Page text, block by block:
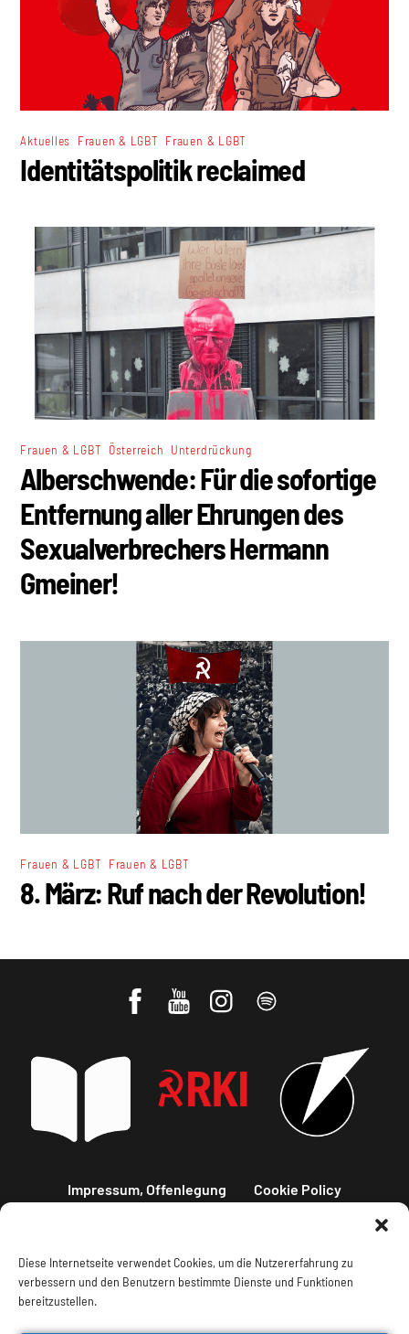
Diese Internetseite verwendet Cookies, um die Nutzererfahrung zu
verbessern und den Benutzern bestimmte Dienste und Funktionen
bereitzustellen.
Aktuelles Frauen & LGBT Frauen & LGBT
Identitätspolitik reclaimed
Frauen & LGBT Österreich Unterdrückung
Alberschwende: Für die sofortige
Entfernung aller Ehrungen des
Sexualverbrechers Hermann
Gmeiner!
Frauen & LGBT Frauen & LGBT
8. März: Ruf nach der Revolution!
Impressum, Offenlegung Cookie Policy